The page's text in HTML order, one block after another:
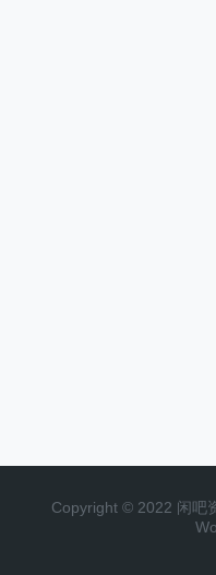
Copyright © 2022 闲吧